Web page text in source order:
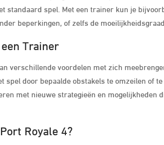
standaard spel. Met een trainer kun je
beperkingen, of zelfs de
Trainer
verschillende voordelen met zich
spel door bepaalde obstakels te omzeilen of
met nieuwe strategieën en mogelijkheden
Royale 4?